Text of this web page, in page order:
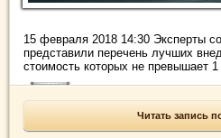
15 февраля 2018 14:30 Эксперты
представили перечень лучших
стоимость которых не превышает 1
Читать запись